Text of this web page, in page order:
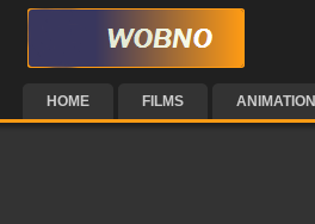
HOME FILMS ANIMATION